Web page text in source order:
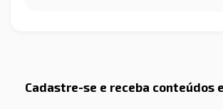
Cadastre-se e receba conteúdos